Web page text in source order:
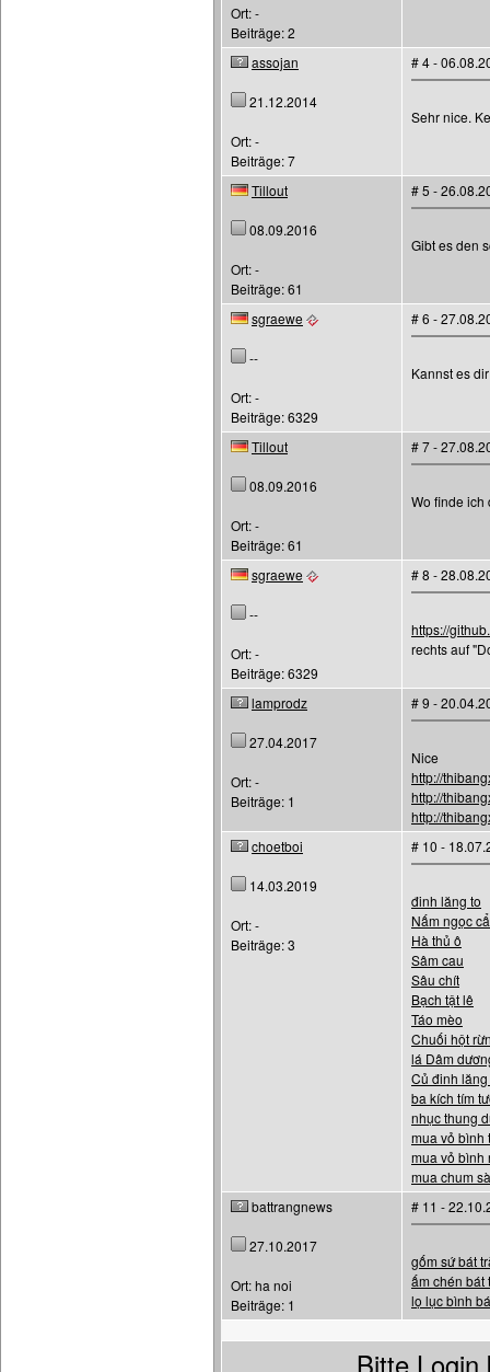
Ort: -
Beiträge: 2
assojan
21.12.2014
Ort: -
Beiträge: 7
# 4 -
Sehr nice.
Tillout
08.09.2016
Ort: -
Beiträge: 61
# 5 -
Gibt es den
sgraewe
--
Ort: -
Beiträge: 6329
# 6 -
Kannst es
Tillout
08.09.2016
Ort: -
Beiträge: 61
# 7 -
Wo finde ich
sgraewe
--
Ort: -
Beiträge: 6329
# 8 -
https://
rechts auf
lamprodz
27.04.2017
Ort: -
Beiträge: 1
# 9 -
Nice
http://
http://
http://
choetboi
14.03.2019
Ort: -
Beiträge: 3
# 10 -
đinh lăng to
Nấm ngọc
Hà thủ ô
Sâm cau
Sâu chít
Bạch tật lê
Táo mèo
Chuối hột
lá Dâm
Củ đinh
ba kích tím
nhục thung
mua vỏ bình
mua vỏ bình
mua chum
battrangnews
27.10.2017
Ort: ha noi
Beiträge: 1
# 11 -
gốm sứ bát
ấm chén bát
lọ lục bình
Bitte Login